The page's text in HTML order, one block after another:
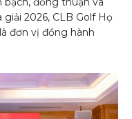
2026, CLB Golf Họ
đơn vị đồng hành